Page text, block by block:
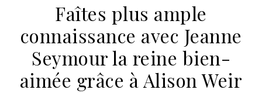
Faîtes plus ample
connaissance avec Jeanne
Seymour la reine bien-
aimée grâce à Alison Weir